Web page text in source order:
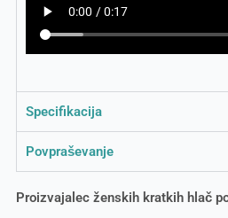
Specifikacija
Povpraševanje
Proizvajalec ženskih kratkih hlač